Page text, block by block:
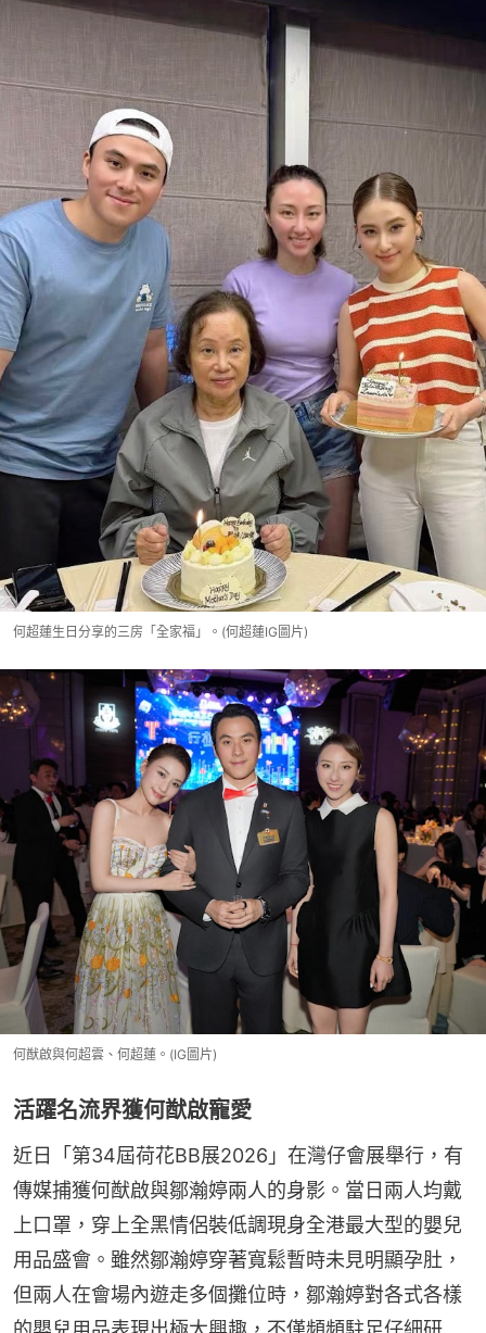
何超蓮生日分享的三房「全家福」。(何超蓮IG圖片)
何猷啟與何超雲、何超蓮。(IG圖片)
活躍名流界獲何猷啟寵愛
近日「第34屆荷花BB展2026」在灣仔會展舉行，有
傳媒捕獲何猷啟與鄒瀚婷兩人的身影。當日兩人均戴
上口罩，穿上全黑情侶裝低調現身全港最大型的嬰兒
用品盛會。雖然鄒瀚婷穿著寬鬆暫時未見明顯孕肚，
但兩人在會場內遊走多個攤位時，鄒瀚婷對各式各樣